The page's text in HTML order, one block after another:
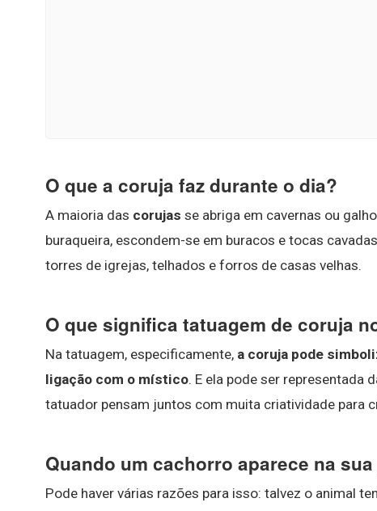
O que a coruja faz durante o dia?
A maioria das corujas se abriga em cavernas ou
buraqueira, escondem-se em buracos e tocas
torres de igrejas, telhados e forros de casas velhas.
O que significa tatuagem de coruja
Na tatuagem, especificamente, a coruja pode
ligação com o místico. E ela pode ser representada
tatuador pensam juntos com muita criatividade para
Quando um cachorro aparece na
Pode haver várias razões para isso: talvez o animal